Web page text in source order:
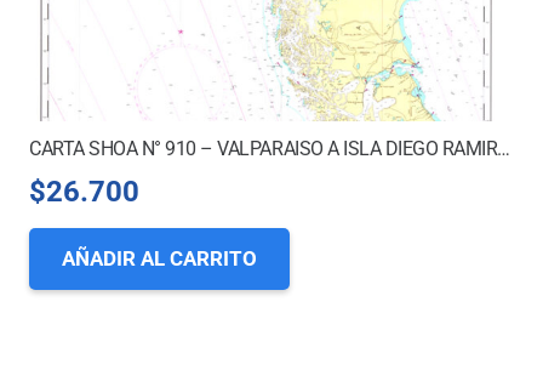
CARTA SHOA N° 910 – VALPARAISO A ISLA DIEGO RAMIREZ
$26.700
AÑADIR AL CARRITO